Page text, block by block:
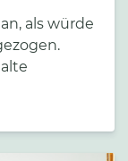
als würde